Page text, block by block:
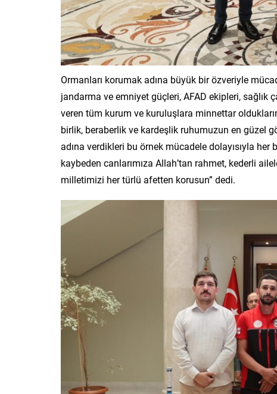
Ormanları korumak adına büyük bir özveriyle
jandarma ve emniyet güçleri, AFAD ekipleri, sağlık
veren tüm kurum ve kuruluşlara minnettar
birlik, beraberlik ve kardeşlik ruhumuzun en güzel
adına verdikleri bu örnek mücadele dolayısıyla her
kaybeden canlarımıza Allah’tan rahmet, kederli
milletimizi her türlü afetten korusun” dedi.